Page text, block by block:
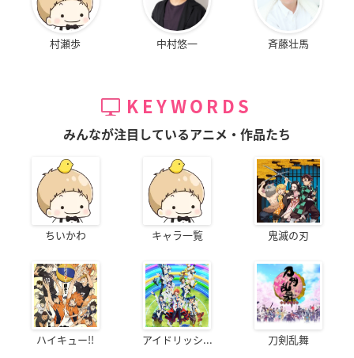
村瀬歩 中村悠一 斉藤壮馬
KEYWORDS
みんなが注目しているアニメ・作品たち
ちいかわ キャラ一覧 鬼滅の刃
ハイキュー!! アイドリッシ... 刀剣乱舞